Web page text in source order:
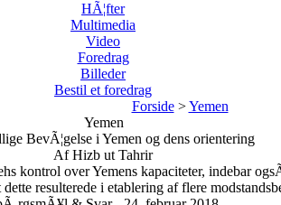
HÃ¦fter
Multimedia
Video
Foredrag
Billeder
Bestil et foredrag
Forside>Yemen
Yemen
BevÃ¦gelse i Yemen og dens orientering
Af Hizb ut Tahrir
kontrol over Yemens kapaciteter, indebar
resulterede i etablering af flere